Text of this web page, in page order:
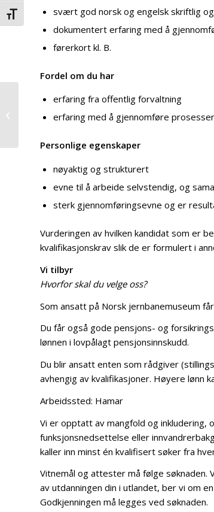
Veksle skriftstørrelsesvært god norsk og engelsk skriftlig
dokumentert erfaring med å
førerkort kl. B.
Fordel om du har
erfaring fra offentlig forvaltning
erfaring med å gjennomføre
Personlige egenskaper
nøyaktig og strukturert
evne til å arbeide selvstendig, og
sterk gjennomføringsevne og er
Vurderingen av hvilken kandidat som er
kvalifikasjonskrav slik de er formulert i
Vi tilbyr
Hvorfor skal du velge oss?
Som ansatt på Norsk jernbanemuseum
Du får også gode pensjons- og
lønnen i lovpålagt pensjonsinnskudd.
Du blir ansatt enten som rådgiver
avhengig av kvalifikasjoner. Høyere lønn
Arbeidssted: Hamar
Vi er opptatt av mangfold og inkludering,
funksjonsnedsettelse eller
kaller inn minst én kvalifisert søker fra
Vitnemål og attester må følge søknaden.
av utdanningen din i utlandet, ber vi om
Godkjenningen må legges ved søknaden.
//UTSOLGT// Bli med
verdens eldste